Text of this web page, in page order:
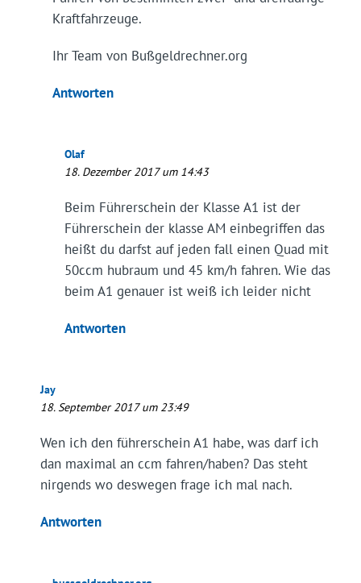
Kraftfahrzeuge.
Ihr Team von Bußgeldrechner.org
Antworten
Olaf
18. Dezember 2017 um 14:43
Beim Führerschein der Klasse A1 ist der
Führerschein der klasse AM einbegriffen das
heißt du darfst auf jeden fall einen Quad mit
50ccm hubraum und 45 km/h fahren. Wie das
beim A1 genauer ist weiß ich leider nicht
Antworten
Jay
18. September 2017 um 23:49
Wen ich den führerschein A1 habe, was darf ich
dan maximal an ccm fahren/haben? Das steht
nirgends wo deswegen frage ich mal nach.
Antworten